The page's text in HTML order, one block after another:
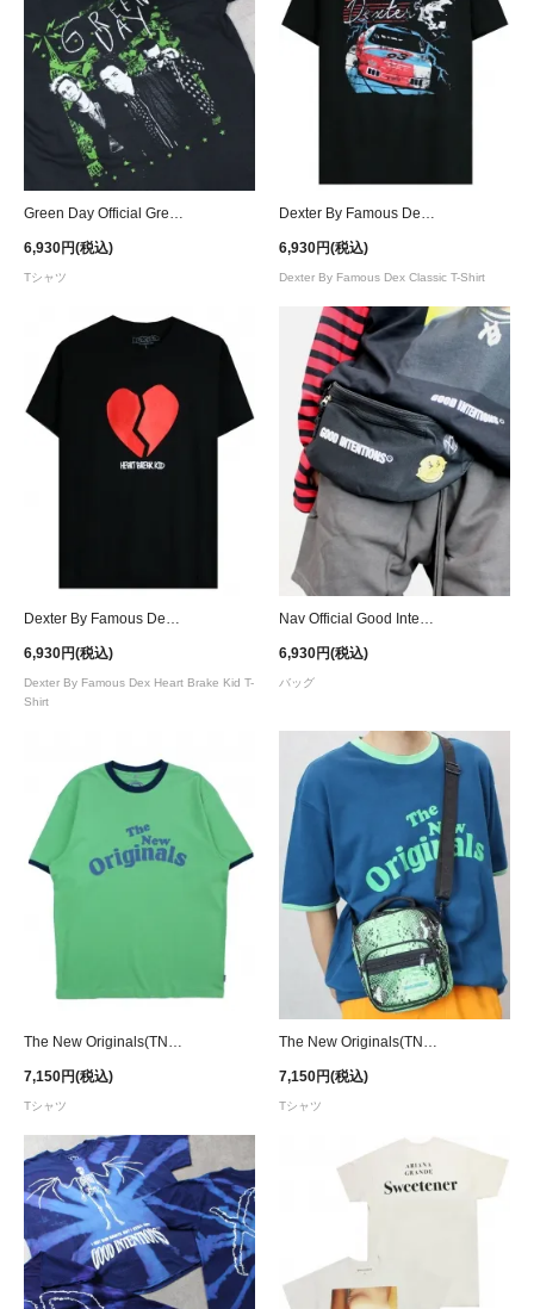
6,930円(税込)
Tシャツ
6,930円(税込)
Dexter By Famous Dex Classic T-Shirt
6,930円(税込)
Dexter By Famous Dex Heart Brake Kid T-
Shirt
6,930円(税込)
バッグ
7,150円(税込)
Tシャツ
7,150円(税込)
Tシャツ